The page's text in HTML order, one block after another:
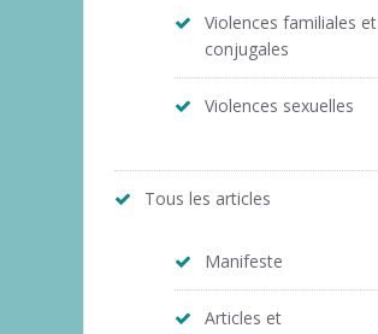
Violences familiales et
conjugales
Violences sexuelles
Tous les articles
Manifeste
Articles et